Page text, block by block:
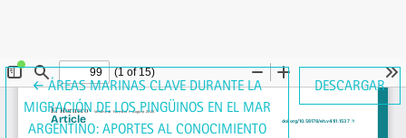
←VOLVER A LOS DETALLES DEL ARTÍCULO
ÁREAS MARINAS CLAVE DURANTE LA
MIGRACIÓN DE LOS PINGÜINOS EN EL MAR
ARGENTINO: APORTES AL CONOCIMIENTO
DESCARGAR